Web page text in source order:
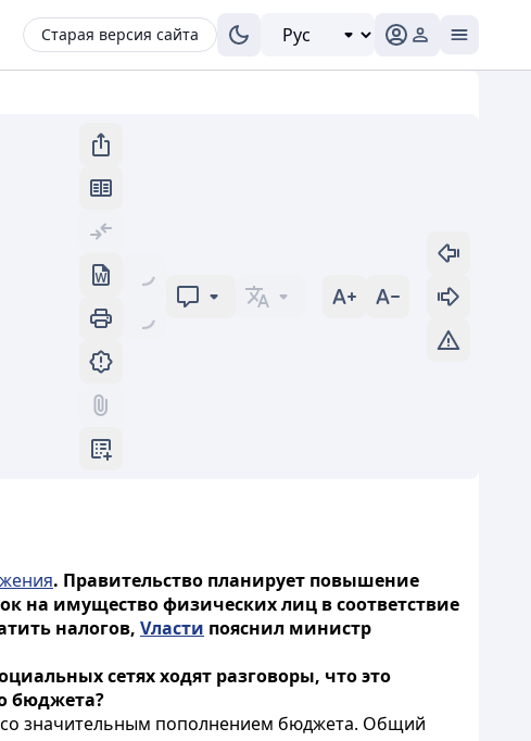
Старая версия сайта
. Правительство планирует повышение
на имущество физических лиц в соответствие
налогов, Vласти пояснил министр
сетях ходят разговоры, что это
бюджета?
со значительным пополнением бюджета. Общий